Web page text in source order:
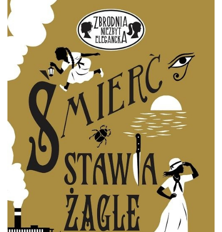
NOWOŚCI
PATRONATY
WYWIADY
RECENZJE
DO CZYTANIA
NA EKRANIE
KONTAKT